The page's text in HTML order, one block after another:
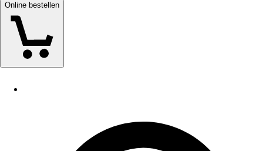
Online bestellen